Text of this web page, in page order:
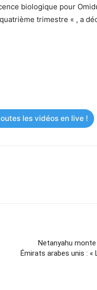
biologique pour
trimestre « , a
les vidéos en live !
Netanyahu monte
Émirats arabes unis : «